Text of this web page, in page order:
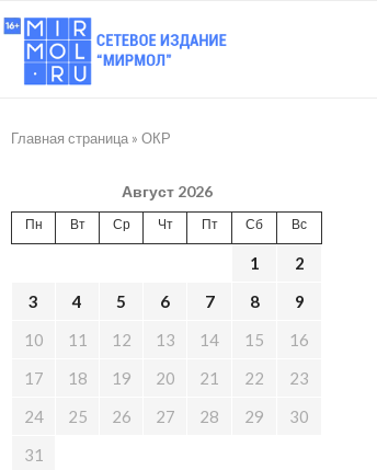
Главная страница » ОКР
Август 2026
Пн Вт Ср Чт Пт Сб Вс
1
2
3
4 5 6 7 8
9
10
11 12 13 14 15
16
17
18 19 20 21 22
23
24
25 26 27 28 29
30
31